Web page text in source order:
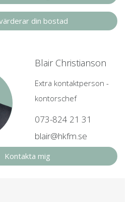
din bostad
Blair Christianson
Extra kontaktperson -
kontorschef
073-824 21 31
blair@hkfm.se
Kontakta mig